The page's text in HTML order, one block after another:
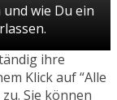
wie Du ein
ihre
Klick auf “Alle
Sie können